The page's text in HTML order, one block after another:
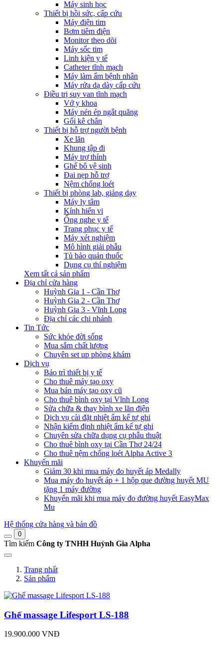
Máy sinh học
Thiết bị hồi sức, cấp cứu
Máy điện tim
Bơm tiêm điện
Monitor theo dõi
Máy sốc tim
Linh kiện y tế
Catheter tĩnh mạch
Máy làm ấm bệnh nhân
Máy rửa dạ dày cấp cứu
Điều trị suy van tĩnh mạch
Vớ y khoa
Máy nén ép ngắt quãng
Gối kê chân
Thiết bị hỗ trợ người bệnh
Xe lăn
Khung tập đi
Máy trợ thính
Ghế bô vệ sinh
Đai nẹp hỗ trợ
Nệm chống loét
Thiết bị phòng lab, giảng dạy
Máy ly tâm
Kính hiển vi
Ống nghe y tế
Trang phục y tế
Máy xét nghiệm
Mô hình giải phẫu
Tủ bảo quản thuốc
Dụng cụ thí nghiệm
Xem tất cả sản phẩm
Địa chỉ cửa hàng
Huỳnh Gia 1 - Cần Thơ
Huỳnh Gia 2 - Cần Thơ
Huỳnh Gia 3 - Vĩnh Long
Địa chỉ các chi nhánh
Tin Tức
Sức khỏe đời sống
Mua sắm chất lượng
Chuyên set up phòng khám
Dịch vụ
Bảo trì thiết bị y tế
Cho thuê máy tạo oxy
Mua bán máy tạo oxy cũ
Cho thuê bình oxy tại Vĩnh Long
Sửa chữa & thay bình xe lăn điện
Dịch vụ cài đặt nhiệt ẩm kế tự ghi
Nhận kiểm định nhiệt ẩm kế tự ghi
Chuyên sửa chữa dụng cụ phẫu thuật
Cho thuê bình oxy tại Cần Thơ 24/24
Cho thuê nệm chống loét Alpha Active 3
Khuyến mãi
Giảm 30 khi mua máy đo huyết áp Medally
Mua máy đo huyết áp + 1 hộp que đường huyết MU
tặng 1 máy đường
Khuyến mãi khi mua máy đo đường huyết EasyMax
Mu
Hệ thống cửa hàng và bản đồ
0
Tìm kiếm Công ty TNHH Huỳnh Gia Alpha
Trang nhất
Sản phẩm
Ghế massage Lifesport LS-188
19.900.000 VNĐ